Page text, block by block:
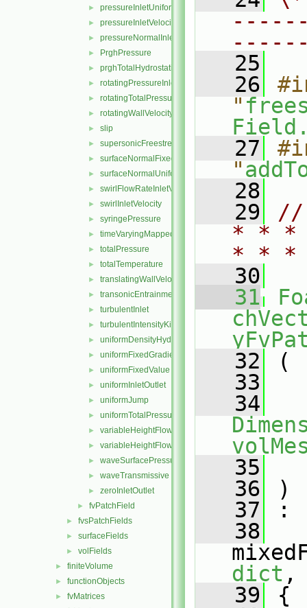
► pressureInletUniformVelocity
► pressureInletVelocity
► pressureNormalInletOutletVelocity
► PrghPressure
► prghTotalHydrostaticPressure
► rotatingPressureInletOutletVelocity
► rotatingTotalPressure
► rotatingWallVelocity
► slip
► supersonicFreestream
► surfaceNormalFixedValue
► surfaceNormalUniformFixedValue
► swirlFlowRateInletVelocity
► swirlInletVelocity
► syringePressure
► timeVaryingMappedFixedValue
► totalPressure
► totalTemperature
► translatingWallVelocity
► transonicEntrainmentPressure
► turbulentInlet
► turbulentIntensityKineticEnergyInlet
► uniformDensityHydrostaticPressure
► uniformFixedGradient
► uniformFixedValue
► uniformInletOutlet
► uniformJump
► uniformTotalPressure
► variableHeightFlowRate
► variableHeightFlowRateInletVelocity
► waveSurfacePressure
► waveTransmissive
► zeroInletOutlet
► fvPatchField
► fvsPatchFields
► surfaceFields
► volFields
► finiteVolume
► functionObjects
► fvMatrices
   25
   26
"
   27
"
   28
   29
//
* * *
* *
   30
   31
   32
(
   33
   34
   35
   36
)
   37
:
   38
dict ,
   39
{